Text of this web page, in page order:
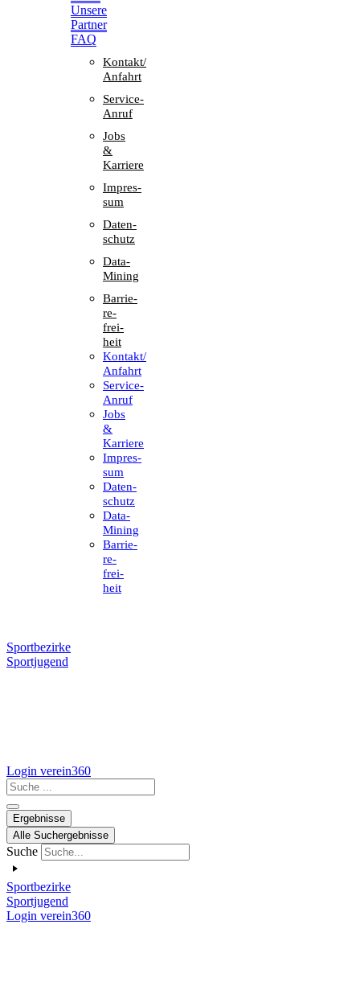
Unsere
Part­ner
FAQ
Kontakt/​​
Anfahrt
Service-
Anruf
Jobs
&
Karriere
Impres­
sum
Daten­
schutz
Data-
Mining
Barrie­
re­
frei­
heit
Kontakt/​​
Anfahrt
Service-
Anruf
Jobs
&
Karriere
Impres­
sum
Daten­
schutz
Data-
Mining
Barrie­
re­
frei­
heit
Sportbezirke
Sportjugend
Login verein360
Search
...
Ergebnisse
Alle Suchergebnisse
Suche
Sportbezirke
Sportjugend
Login verein360